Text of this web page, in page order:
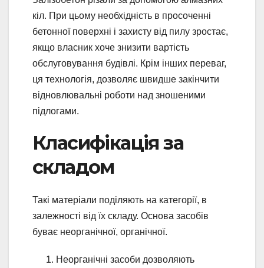
кіл. При цьому необхідність в просоченні
бетонної поверхні і захисту від пилу зростає,
якщо власник хоче знизити вартість
обслуговування будівлі. Крім інших переваг,
ця технологія, дозволяє швидше закінчити
відновлювальні роботи над зношеними
підлогами.
Класифікація за
складом
Такі матеріали поділяють на категорії, в
залежності від їх складу. Основа засобів
буває неорганічної, органічної.
Неорганічні засоби дозволяють